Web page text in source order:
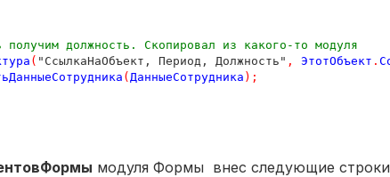
должность. Скопировал из какого-то модуля
( "СсылкаНаОбъект, Период, Должность" , ЭтотОбъект .
( ДанныеСотрудника );
модуля Формы внес следующие